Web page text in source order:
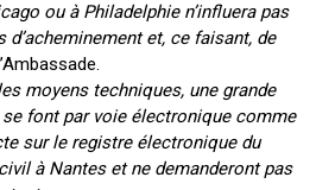
ou à Philadelphie n’influera pas
d’acheminement et, ce faisant, de
moyens techniques, une grande
font par voie électronique comme
sur le registre électronique du
à Nantes et ne demanderont pas